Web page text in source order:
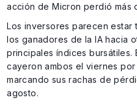
acción de Micron perdió más
Los inversores parecen estar
los ganadores de la IA hacia
principales índices bursátiles.
cayeron ambos el viernes por
marcando sus rachas de
agosto.